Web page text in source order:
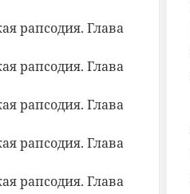
рапсодия. Глава
рапсодия. Глава
рапсодия. Глава
рапсодия. Глава
рапсодия. Глава